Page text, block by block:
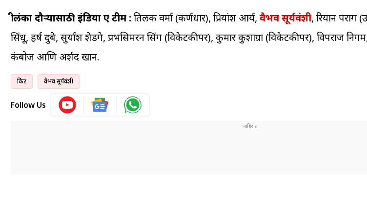
श्रीलंका दौऱ्यासाठी इंडिया ए टीम : तिलक वर्मा (कर्णधार), प्रियांश आर्य, वैभव सूर्यवंशी, रियान पराग
सिंधू, हर्ष दुबे, सुर्यांश शेडगे, प्रभसिमरन सिंग (विकेटकीपर), कुमार कुशाग्रा (विकेटकीपर), विपराज
कंबोज आणि अर्शद खान.
क्रिकेट वैभव सूर्यवंशी
Follow Us